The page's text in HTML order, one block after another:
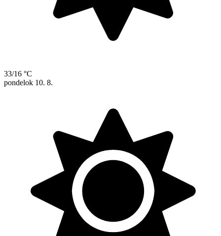
33/16 °C
pondelok 10. 8.